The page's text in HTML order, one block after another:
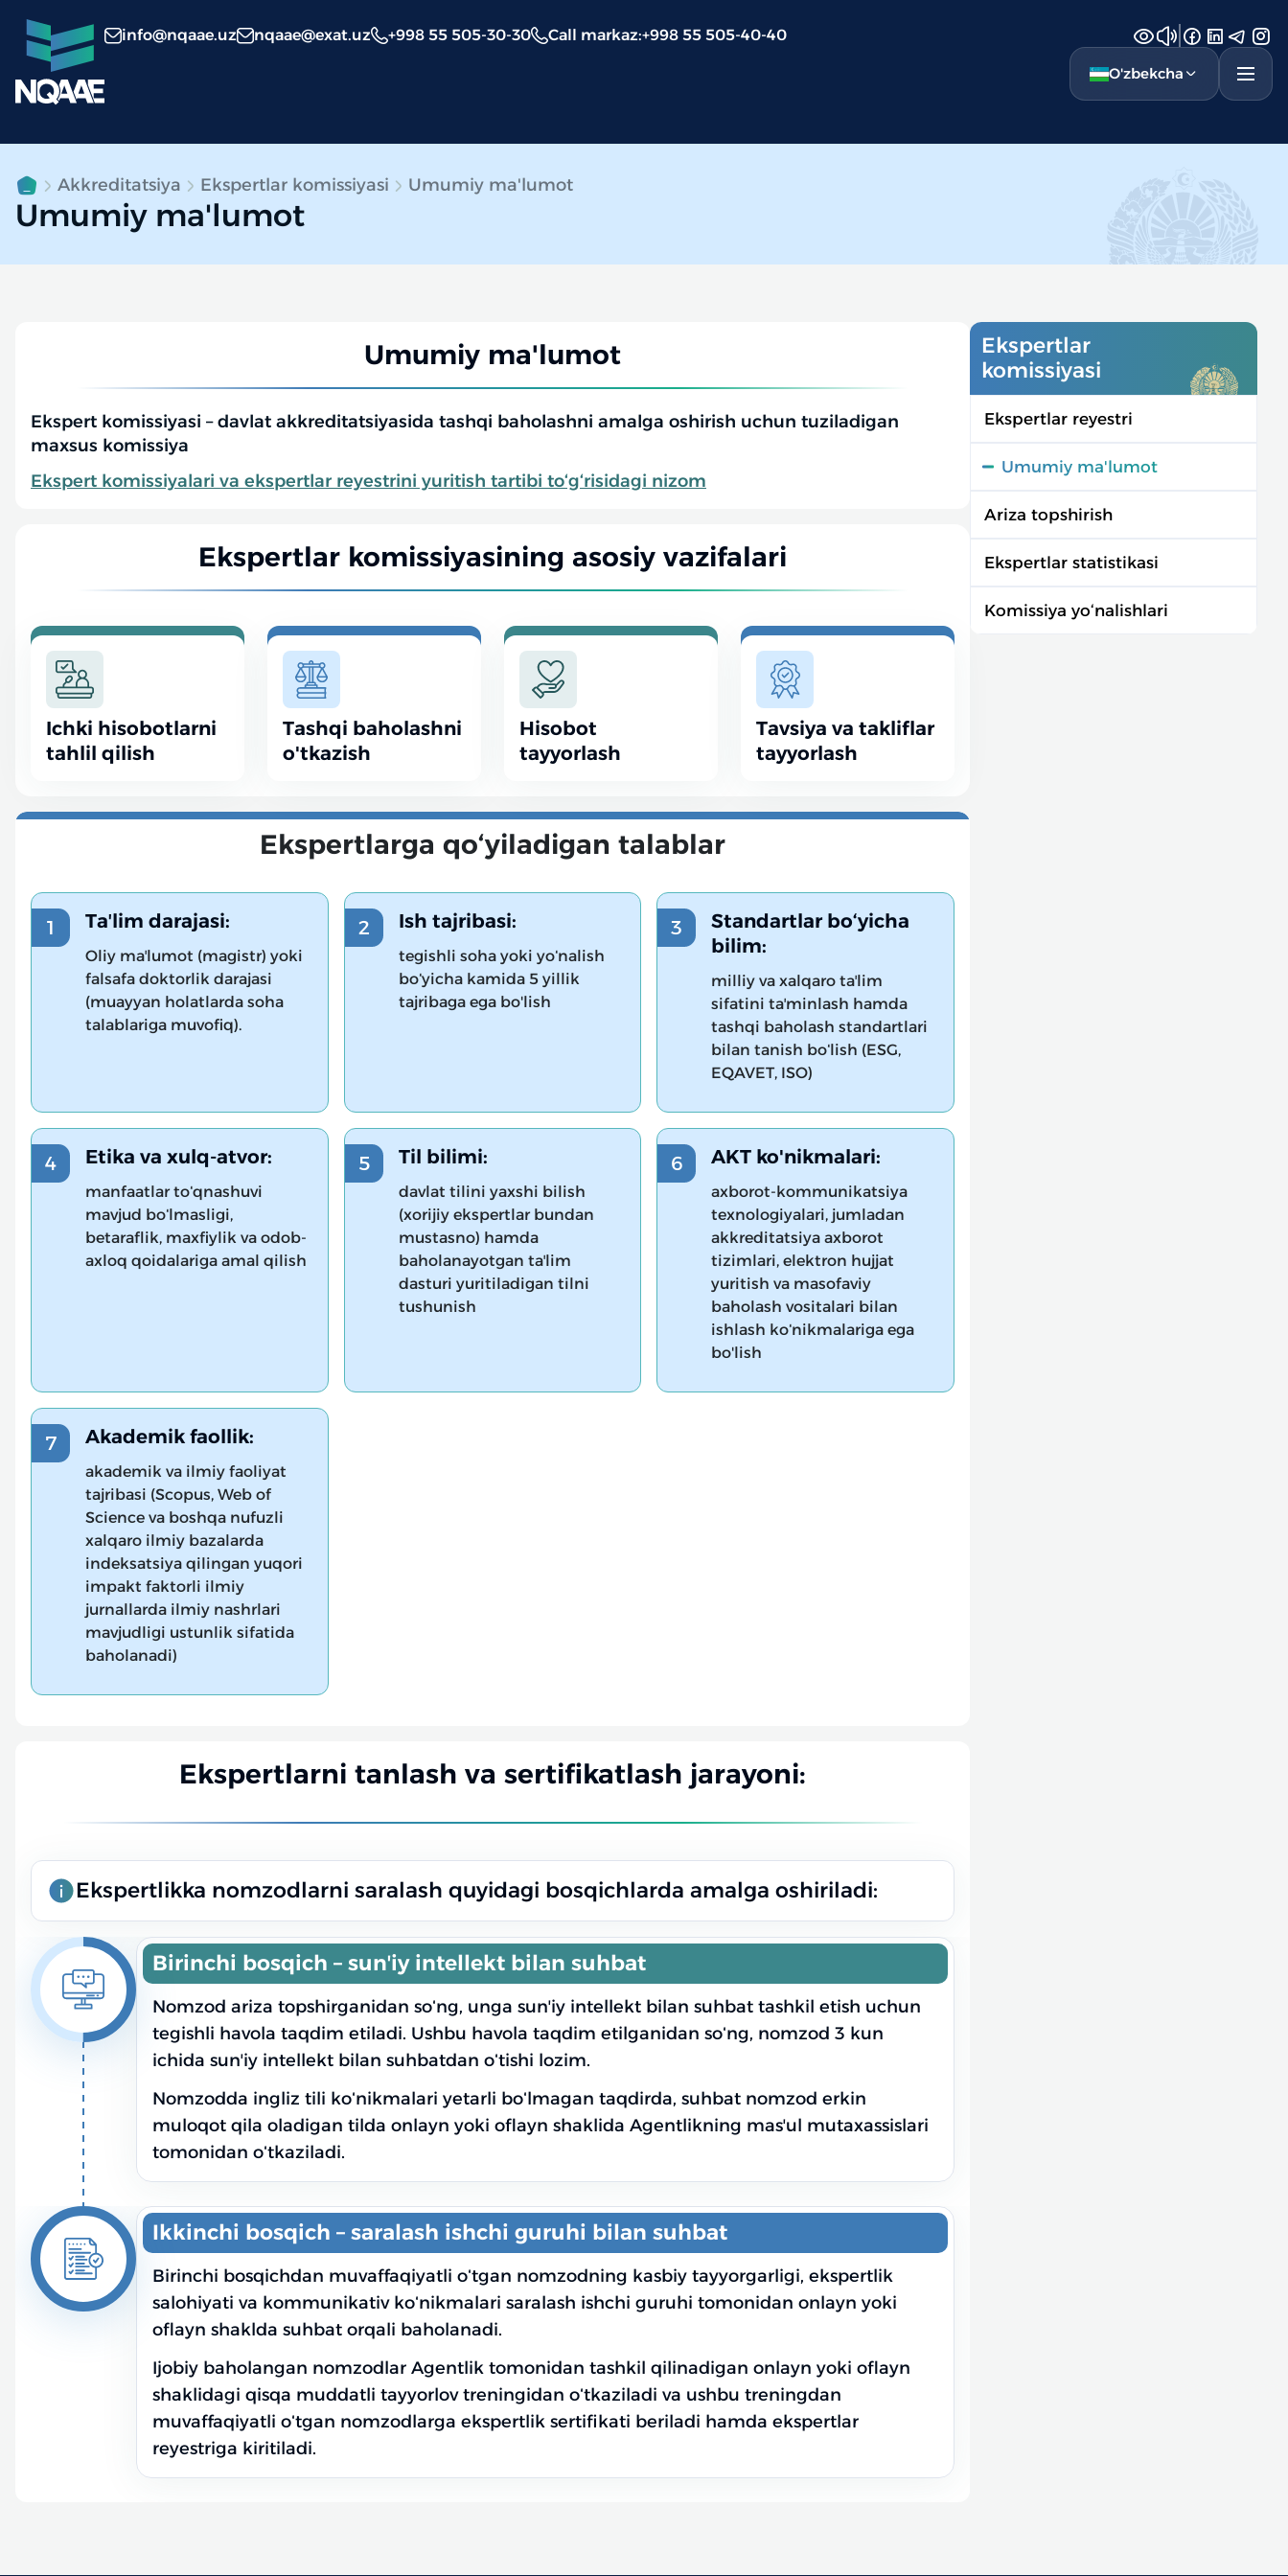
info@nqaae.uz nqaae@exat.uz +998 55 505-30-30 Call markaz:+998 55 505-40-40
O'zbekcha
Akkreditatsiya Ekspertlar komissiyasi Umumiy ma'lumot
Umumiy ma'lumot
Umumiy ma'lumot
Ekspert komissiyasi – davlat akkreditatsiyasida tashqi baholashni amalga oshirish uchun tuziladigan
maxsus komissiya
Ekspert komissiyalari va ekspertlar reyestrini yuritish tartibi to‘g‘risidagi nizom
Ekspertlar komissiyasining asosiy vazifalari
Ichki hisobotlarni
tahlil qilish
Tashqi baholashni
o'tkazish
Hisobot
tayyorlash
Tavsiya va takliflar
tayyorlash
Ekspertlarga qo‘yiladigan talablar
Taʼlim darajasi:
Oliy maʼlumot (magistr) yoki
falsafa doktorlik darajasi
(muayyan holatlarda soha
talablariga muvofiq).
Ish tajribasi:
tegishli soha yoki yoʻnalish
boʻyicha kamida 5 yillik
tajribaga ega bo'lish
Standartlar bo‘yicha
bilim:
milliy va xalqaro taʼlim
sifatini taʼminlash hamda
tashqi baholash standartlari
bilan tanish boʻlish (ESG,
EQAVET, ISO)
Etika va xulq-atvor:
manfaatlar toʻqnashuvi
mavjud boʻlmasligi,
betaraflik, maxfiylik va odob-
axloq qoidalariga amal qilish
Til bilimi:
davlat tilini yaxshi bilish
(xorijiy ekspertlar bundan
mustasno) hamda
baholanayotgan taʼlim
dasturi yuritiladigan tilni
tushunish
AKT ko'nikmalari:
axborot-kommunikatsiya
texnologiyalari, jumladan
akkreditatsiya axborot
tizimlari, elektron hujjat
yuritish va masofaviy
baholash vositalari bilan
ishlash koʻnikmalariga ega
bo'lish
Akademik faollik:
akademik va ilmiy faoliyat
tajribasi (Scopus, Web of
Science va boshqa nufuzli
xalqaro ilmiy bazalarda
indeksatsiya qilingan yuqori
impakt faktorli ilmiy
jurnallarda ilmiy nashrlari
mavjudligi ustunlik sifatida
baholanadi)
Ekspertlarni tanlash va sertifikatlash jarayoni:
Ekspertlikka nomzodlarni saralash quyidagi bosqichlarda amalga oshiriladi:
Birinchi bosqich – sunʼiy intellekt bilan suhbat
Nomzod ariza topshirganidan soʻng, unga sunʼiy intellekt bilan suhbat tashkil etish uchun
tegishli havola taqdim etiladi. Ushbu havola taqdim etilganidan soʻng, nomzod 3 kun
ichida sunʼiy intellekt bilan suhbatdan oʻtishi lozim.
Nomzodda ingliz tili koʻnikmalari yetarli boʻlmagan taqdirda, suhbat nomzod erkin
muloqot qila oladigan tilda onlayn yoki oflayn shaklida Agentlikning masʼul mutaxassislari
tomonidan oʻtkaziladi.
Ikkinchi bosqich – saralash ishchi guruhi bilan suhbat
Birinchi bosqichdan muvaffaqiyatli oʻtgan nomzodning kasbiy tayyorgarligi, ekspertlik
salohiyati va kommunikativ koʻnikmalari saralash ishchi guruhi tomonidan onlayn yoki
oflayn shaklda suhbat orqali baholanadi.
Ijobiy baholangan nomzodlar Agentlik tomonidan tashkil qilinadigan onlayn yoki oflayn
shaklidagi qisqa muddatli tayyorlov treningidan oʻtkaziladi va ushbu treningdan
muvaffaqiyatli oʻtgan nomzodlarga ekspertlik sertifikati beriladi hamda ekspertlar
reyestriga kiritiladi.
Ekspertlar
komissiyasi
Ekspertlar reyestri
Umumiy ma'lumot
Ariza topshirish
Ekspertlar statistikasi
Komissiya yo‘nalishlari